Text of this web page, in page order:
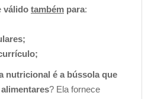
válido também para:
nutricional é a bússola que
? Ela fornece